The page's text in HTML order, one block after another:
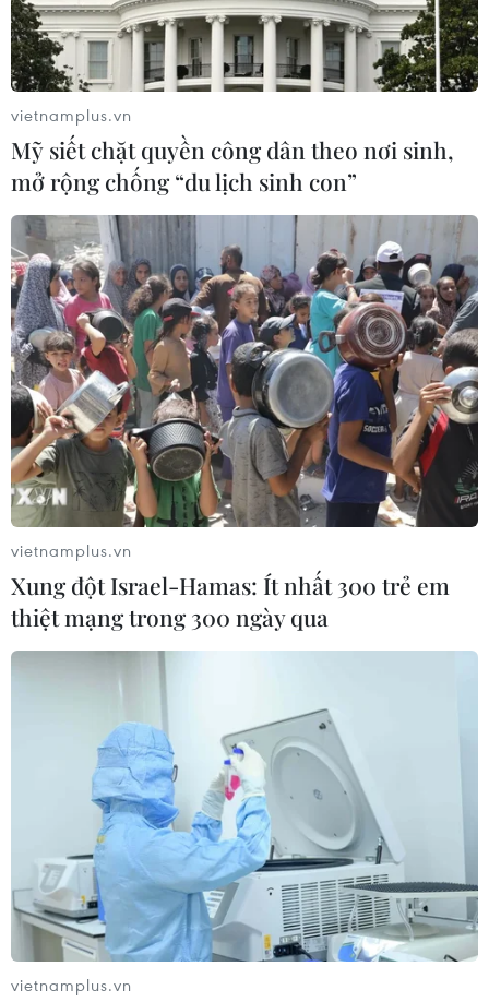
Áp thấp nhiệt đới đã mạnh lên thành cơn
bão số 1 năm 2023
15/07/2023 08:09
Từ 24 đến 72 giờ tới, tâm bão ở cách bán đảo Lôi Châu
(Trung Quốc) khoảng 550km về phía Đông Đông Nam,
sức gió mạnh nhất vùng gần tâm bão mạnh cấp 9-10,
giật cấp 13.
Các địa phương chủ động ứng phó với bão
số 1 và mưa lũ
15/07/2023 10:17
Bão số 1 tiếp tục mạnh lên với cường độ mạnh nhất cấp
11-12, giật cấp 15 (ngày 17/7) và đi vào phía Bắc vịnh
Bắc Bộ với cường độ cấp 10-11, giật cấp 13 (ngày 18/7).
vietnamplus.vn
Mỹ siết chặt quyền công dân theo nơi sinh,
mở rộng chống “du lịch sinh con”
vietnamplus.vn
Xung đột Israel-Hamas: Ít nhất 300 trẻ em
thiệt mạng trong 300 ngày qua
vietnamplus.vn